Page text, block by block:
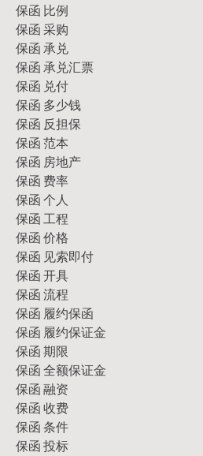
保函 比例
保函 采购
保函 承兑
保函 承兑汇票
保函 兑付
保函 多少钱
保函 反担保
保函 范本
保函 房地产
保函 费率
保函 个人
保函 工程
保函 价格
保函 见索即付
保函 开具
保函 流程
保函 履约保函
保函 履约保证金
保函 期限
保函 全额保证金
保函 融资
保函 收费
保函 条件
保函 投标